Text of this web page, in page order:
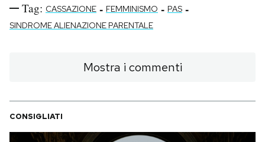
Tag: CASSAZIONE - FEMMINISMO - PAS -
SINDROME ALIENAZIONE PARENTALE
Mostra i commenti
CONSIGLIATI